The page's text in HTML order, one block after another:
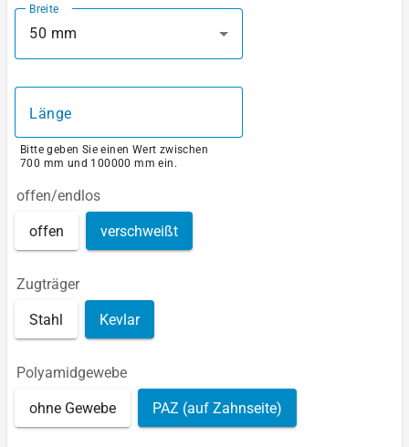
Breite
50 mm
Länge
Bitte geben Sie einen Wert zwischen
700 mm und 100000 mm ein.
offen/endlos
offen verschweißt
Zugträger
Stahl Kevlar
Polyamidgewebe
ohne Gewebe PAZ (auf Zahnseite)